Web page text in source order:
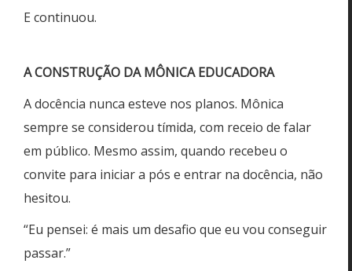
E continuou.
A CONSTRUÇÃO DA MÔNICA EDUCADORA
A docência nunca esteve nos planos. Mônica
sempre se considerou tímida, com receio de falar
em público. Mesmo assim, quando recebeu o
convite para iniciar a pós e entrar na docência, não
hesitou.
“Eu pensei: é mais um desafio que eu vou conseguir
passar.”